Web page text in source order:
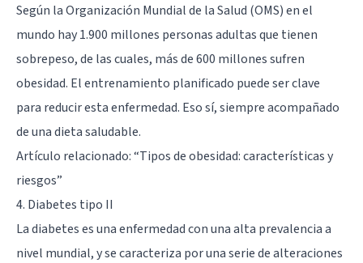
Según la Organización Mundial de la Salud (OMS) en el
mundo hay 1.900 millones personas adultas que tienen
sobrepeso, de las cuales, más de 600 millones sufren
obesidad. El entrenamiento planificado puede ser clave
para reducir esta enfermedad. Eso sí, siempre acompañado
de una dieta saludable.
Artículo relacionado: “Tipos de obesidad: características y
riesgos”
4. Diabetes tipo II
La diabetes es una enfermedad con una alta prevalencia a
nivel mundial, y se caracteriza por una serie de alteraciones